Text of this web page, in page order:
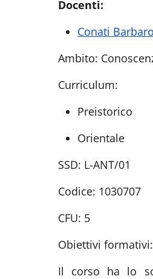
Docenti:
Conati
Ambito:
Curriculum:
Preistorico
Orientale
SSD: L-ANT/01
Codice: 1030707
CFU: 5
Obiettivi formativi:
Il corso ha lo